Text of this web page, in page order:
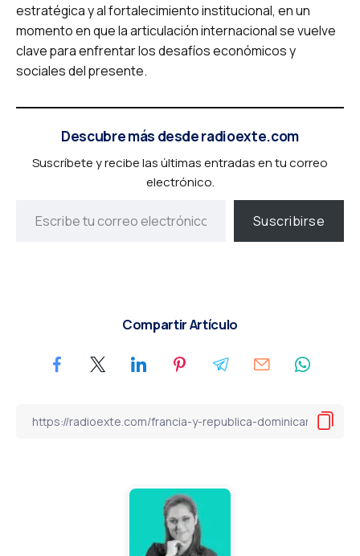
estratégica y al fortalecimiento institucional, en un
momento en que la articulación internacional se vuelve
clave para enfrentar los desafíos económicos y
sociales del presente.
Descubre más desde radioexte.com
Suscríbete y recibe las últimas entradas en tu correo
electrónico.
Suscribirse
Compartir Artículo